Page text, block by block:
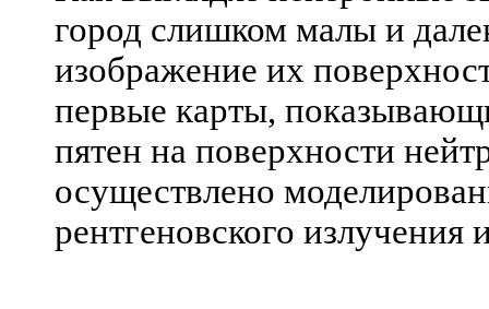
город слишком малы и
изображение их
первые карты,
пятен на поверхности
осуществлено
рентгеновского излучения